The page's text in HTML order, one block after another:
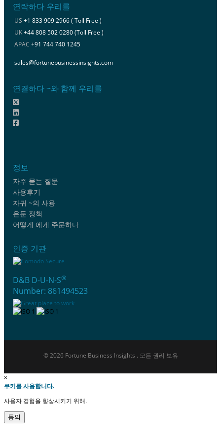
연락하다 우리를
US +1 833 909 2966 ( Toll Free )
UK+44 808 502 0280 (Toll Free )
APAC +91 744 740 1245
sales@fortunebusinessinsights.com
연결하다 ~와 함께 우리를
정보
자주 묻는 질문
사용후기
자귀 ~의 사용
은둔 정책
어떻게 에게 주문하다
인증 기관
D&B D-U-N-S®
Number: 861494523
© 2026 Fortune Business Insights . 모든 권리 보유
×
쿠키를 사용합니다.
사용자 경험을 향상시키기 위해.
동의